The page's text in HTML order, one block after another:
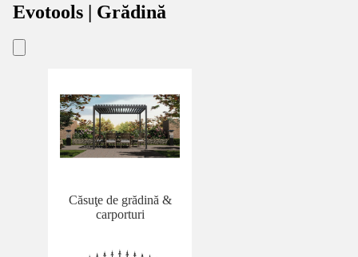
Evotools | Grădină
Căsuţe de grădină &
carporturi